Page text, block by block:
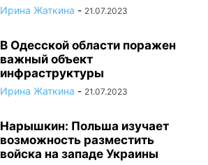
Ирина Жаткина - 21.07.2023
В Одесской области поражен
важный объект
инфраструктуры
Ирина Жаткина - 21.07.2023
Нарышкин: Польша изучает
возможность разместить
войска на западе Украины